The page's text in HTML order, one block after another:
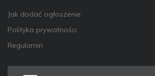
Jak dodać ogłoszenie
Polityka prywatności
Regulamin